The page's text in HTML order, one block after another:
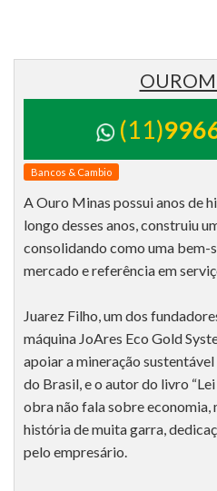
(11)
Bancos & Cambio
A Ouro Minas possui anos de
longo desses anos, construiu
consolidando como uma bem-
mercado e referência em
Juarez Filho, um dos
máquina JoAres Eco Gold
apoiar a mineração
do Brasil, e o autor do livro
obra não fala sobre economia,
história de muita garra,
pelo empresário.